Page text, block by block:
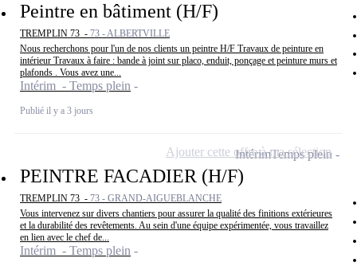
Peintre en bâtiment (H/F)
TREMPLIN 73 - 73 - ALBERTVILLE
Nous recherchons pour l'un de nos clients un peintre H/F Travaux de peinture en
intérieur Travaux à faire : bande à joint sur placo, enduit, ponçage et peinture murs et
plafonds . Vous avez une...
Intérim - Temps plein
Publié il y a 3 jours
PEINTRE FACADIER (H/F)
TREMPLIN 73 - 73 - GRAND-AIGUEBLANCHE
Vous intervenez sur divers chantiers pour assurer la qualité des finitions extérieures
et la durabilité des revêtements. Au sein d'une équipe expérimentée, vous travaillez
en lien avec le chef de...
Intérim - Temps plein
IntérimTemps plein
Ajouter cette offre à ma sélection